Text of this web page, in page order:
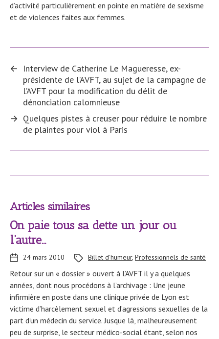
d’activité particulièrement en pointe en matière de sexisme
et de violences faites aux femmes.
←
Interview de Catherine Le Magueresse, ex-
présidente de l’AVFT, au sujet de la campagne de
l’AVFT pour la modification du délit de
dénonciation calomnieuse
→ Quelques pistes à creuser pour réduire le nombre
de plaintes pour viol à Paris
Articles similaires
On paie tous sa dette un jour ou
l’autre…
Retour sur un « dossier » ouvert à l’AVFT il y a quelques
années, dont nous procédons à l’archivage : Une jeune
infirmière en poste dans une clinique privée de Lyon est
victime d’harcèlement sexuel et d’agressions sexuelles de la
part d’un médecin du service. Jusque là, malheureusement
peu de surprise, le secteur médico-social étant, selon nos
24 mars 2010 Billet d'humeur, Professionnels de santé